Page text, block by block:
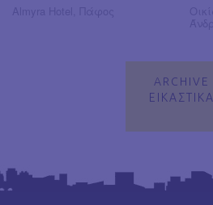
ARCHIVE
ΕΙΚΑΣΤΙΚΑ